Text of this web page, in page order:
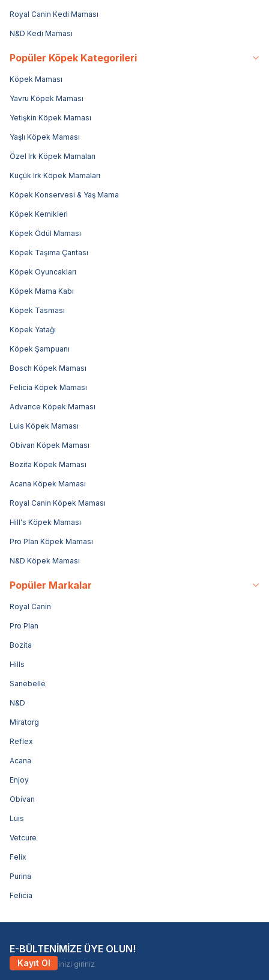
Royal Canin Kedi Maması
N&D Kedi Maması
Popüler Köpek Kategorileri
Köpek Maması
Yavru Köpek Maması
Yetişkin Köpek Maması
Yaşlı Köpek Maması
Özel Irk Köpek Mamaları
Küçük Irk Köpek Mamaları
Köpek Konservesi & Yaş Mama
Köpek Kemikleri
Köpek Ödül Maması
Köpek Taşıma Çantası
Köpek Oyuncakları
Köpek Mama Kabı
Köpek Tasması
Köpek Yatağı
Köpek Şampuanı
Bosch Köpek Maması
Felicia Köpek Maması
Advance Köpek Maması
Luis Köpek Maması
Obivan Köpek Maması
Bozita Köpek Maması
Acana Köpek Maması
Royal Canin Köpek Maması
Hill's Köpek Maması
Pro Plan Köpek Maması
N&D Köpek Maması
Popüler Markalar
Royal Canin
Pro Plan
Bozita
Hills
Sanebelle
N&D
Miratorg
Reflex
Acana
Enjoy
Obivan
Luis
Vetcure
Felix
Purina
Felicia
E-BÜLTENİMİZE ÜYE OLUN!
Kayıt Ol